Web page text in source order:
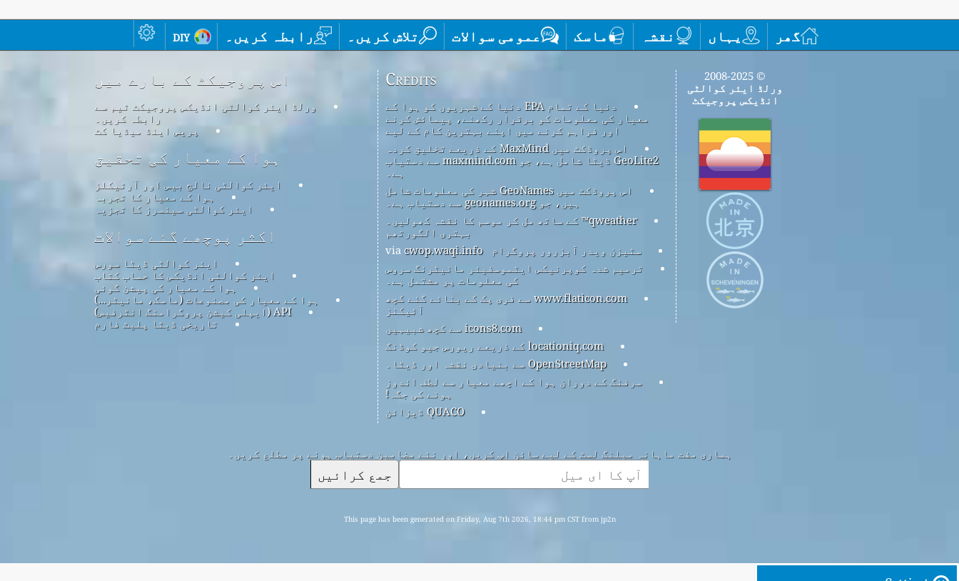
گھر یہاں نقشہ ماسک عمومی سوالات تلاش کریں۔ رابطہ کریں۔ diy
اس پروجیکٹ کے بارے میں
ورلڈ ایئر کوالٹی انڈیکس پروجیکٹ ٹیم سے
رابطہ کریں۔
پریس اینڈ میڈیا کٹ
ہوا کے معیار کی تحقیق
ایئر کوالٹی نالج بیس اور آرٹیکلز
ہوا کے معیار کا تجربہ
ایئر کوالٹی سینسرز کا تجزیہ
اکثر پوچھے گئے سوالات
ایئر کوالٹی ڈیٹا سورس
ایئر کوالٹی انڈیکس کا حساب کتاب
ہوا کے معیار کی پیشن گوئی
ہوا کے معیار کی مصنوعات (ماسک، مانیٹر…)
API (ایپلی کیشن پروگرامنگ انٹرفیس)
تاریخی ڈیٹا پلیٹ فارم
Credits
دنیا کے تمام EPA دنیا کے شہریوں کو ہوا کے
معیار کی معلومات کو برقرار رکھنے، پیمائش کرنے
اور فراہم کرنے میں اپنے بہترین کام کے لیے
اس پروڈکٹ میں MaxMind کے ذریعے تخلیق کردہ
GeoLite2 ڈیٹا شامل ہے، جو maxmind.com سے دستیاب
ہے۔
اس پروڈکٹ میں GeoNames شہر کی معلومات شامل
ہیں، جو geonames.org سے دستیاب ہے۔
qweather™ کے ساتھ مل کر موسم کا نقشہ کھولیں۔
بہتری الگورتھم
سٹیزن ویدر آبزرور پروگرام
cwop.waqi.info
ترمیم شدہ کوپرنیکس ایٹموسفیئر مانیٹرنگ سروس
کی معلومات پر مشتمل ہے۔
www.flaticon.com سے فری پک کے بنائے گئے کچھ
آئیکنز
icons8.com سے کچھ شبیہیں
locationiq.com کے ذریعے ریورس جیو کوڈنگ
OpenStreetMap سے بنیادی نقشہ اور ڈیٹا۔
سرفنگ کے دوران ہوا کے اچھے معیار سے لطف اندوز
ہونے کی جگہ!
QUACO ڈیزائن
© 2008-2025
ورلڈ ایئر کوالٹی
انڈیکس پروجیکٹ
ہماری مفت ماہانہ میلنگ لسٹ کے لیے سائن اپ کریں، اور نئے مضامین دستیاب ہونے پر مطلع کریں۔
جمع کرائیں
This page has been generated on Friday, Aug 7th 2026, 18:44 pm CST from jp2n